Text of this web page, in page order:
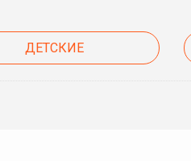
ДЕТСКИЕ